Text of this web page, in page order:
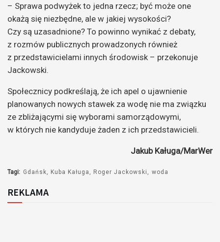
– Sprawa podwyżek to jedna rzecz; być może one
okażą się niezbędne, ale w jakiej wysokości?
Czy są uzasadnione? To powinno wynikać z debaty,
z rozmów publicznych prowadzonych również
z przedstawicielami innych środowisk – przekonuje
Jackowski.
Społecznicy podkreślają, że ich apel o ujawnienie
planowanych nowych stawek za wodę nie ma związku
ze zbliżającymi się wyborami samorządowymi,
w których nie kandyduje żaden z ich przedstawicieli.
Jakub Kaługa/MarWer
Tagi: Gdańsk Kuba Kaługa Roger Jackowski woda
REKLAMA